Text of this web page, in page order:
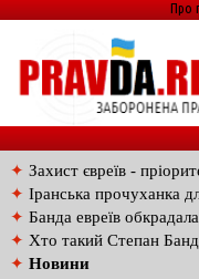
Про
✦ Захист євреїв -
✦ Іранська прочуханка
✦ Банда евреїв
✦ Хто такий Степан
✦ Новини